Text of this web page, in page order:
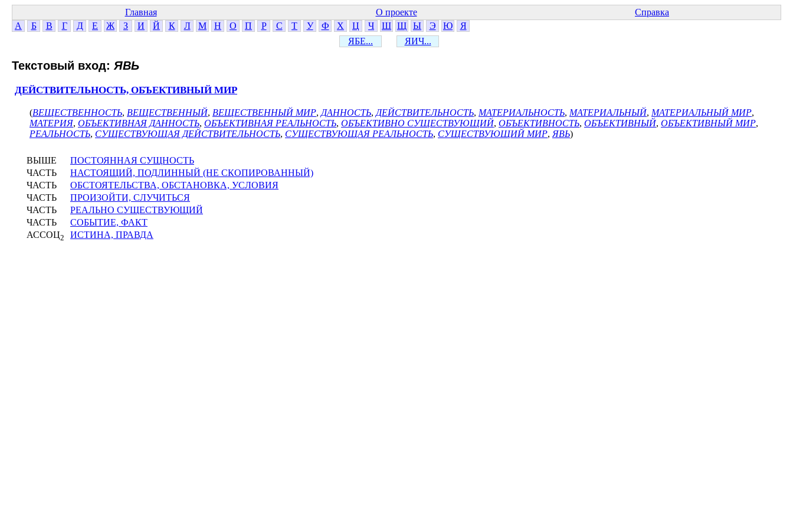
Главная О проекте
Справка
А
Б В Г Д Е Ж З И Й К Л М Н О П Р С Т У Ф Х Ц Ч Ш Щ Ы Э Ю
Я
ЯБЕ...
ЯИЧ...
Текстовый вход: ЯВЬ
ДЕЙСТВИТЕЛЬНОСТЬ, ОБЪЕКТИВНЫЙ МИР
(ВЕЩЕСТВЕННОСТЬ, ВЕЩЕСТВЕННЫЙ, ВЕЩЕСТВЕННЫЙ МИР, ДАННОСТЬ, ДЕЙСТВИТЕЛЬНОСТЬ, МАТЕРИАЛЬНОСТЬ, МАТЕРИАЛЬНЫЙ, МАТЕРИАЛЬНЫЙ МИР,
МАТЕРИЯ, ОБЪЕКТИВНАЯ ДАННОСТЬ, ОБЪЕКТИВНАЯ РЕАЛЬНОСТЬ, ОБЪЕКТИВНО СУЩЕСТВУЮЩИЙ, ОБЪЕКТИВНОСТЬ, ОБЪЕКТИВНЫЙ, ОБЪЕКТИВНЫЙ МИР,
РЕАЛЬНОСТЬ, СУЩЕСТВУЮЩАЯ ДЕЙСТВИТЕЛЬНОСТЬ, СУЩЕСТВУЮЩАЯ РЕАЛЬНОСТЬ, СУЩЕСТВУЮЩИЙ МИР, ЯВЬ)
ВЫШЕ
ПОСТОЯННАЯ СУЩНОСТЬ
ЧАСТЬ
НАСТОЯЩИЙ, ПОДЛИННЫЙ (НЕ СКОПИРОВАННЫЙ)
ЧАСТЬ
ОБСТОЯТЕЛЬСТВА, ОБСТАНОВКА, УСЛОВИЯ
ЧАСТЬ
ПРОИЗОЙТИ, СЛУЧИТЬСЯ
ЧАСТЬ
РЕАЛЬНО СУЩЕСТВУЮЩИЙ
ЧАСТЬ
СОБЫТИЕ, ФАКТ
АССОЦ2 ИСТИНА, ПРАВДА